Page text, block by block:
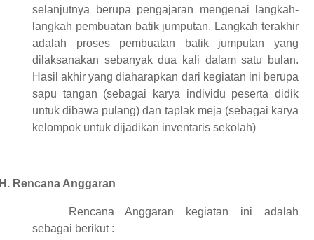
selanjutnya berupa pengajaran mengenai langkah-
langkah pembuatan batik jumputan. Langkah terakhir
adalah proses pembuatan batik jumputan yang
dilaksanakan sebanyak dua kali dalam satu bulan.
Hasil akhir yang diaharapkan dari kegiatan ini berupa
sapu tangan (sebagai karya individu peserta didik
untuk dibawa pulang) dan taplak meja (sebagai karya
kelompok untuk dijadikan inventaris sekolah)
Rencana Anggaran
Rencana Anggaran kegiatan ini adalah
sebagai berikut :